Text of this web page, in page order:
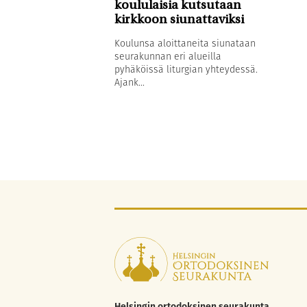
koululaisia kutsutaan
kirkkoon siunattaviksi
Koulunsa aloittaneita siunataan
seurakunnan eri alueilla
pyhäköissä liturgian yhteydessä.
Ajank...